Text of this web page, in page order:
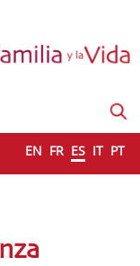
EN FR ES IT PT